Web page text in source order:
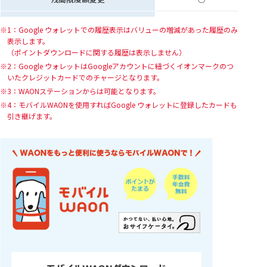
1：Google ウォレットでの履歴表示はバリューの増減があった履歴のみ
表示します。
（ポイントダウンロードに関する履歴は表示しません）
2：Google ウォレットはGoogleアカウントに紐づくイオンマークのつ
いたクレジットカードでのチャージとなります。
3：WAONステーションからは可能となります。
4：モバイルWAONを使用すればGoogle ウォレットに登録したカードも
引き継げます。